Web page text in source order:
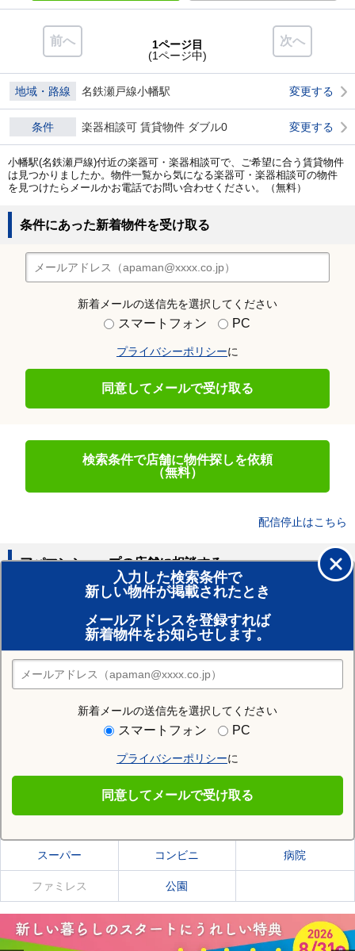
前へ 次へ
1ページ目
(1ページ中)
地域・路線 名鉄瀬戸線小幡駅 変更する
条件 楽器相談可 賃貸物件 ダブル0 変更する
小幡駅(名鉄瀬戸線)付近の楽器可・楽器相談可で、ご希望に合う賃貸物件
は見つかりましたか。物件一覧から気になる楽器可・楽器相談可の物件
を見つけたらメールかお電話でお問い合わせください。（無料）
条件にあった新着物件を受け取る
新着メールの送信先を選択してください
スマートフォン PC
プライバシーポリシーに
同意してメールで受け取る
検索条件で店舗に物件探しを依頼
（無料）
配信停止はこちら
入力した検索条件で
新しい物件が掲載されたとき
メールアドレスを登録すれば
新着物件をお知らせします。
新着メールの送信先を選択してください
スマートフォン PC
プライバシーポリシーに
同意してメールで受け取る
アパマンショップの店舗に相談する
賃貸のプロがお部屋探し！
おまかせ物件リクエスト
住みたい街の店舗を探す
店舗検索
住む街研究所で小幡駅の情報を見る
小幡駅の施設一覧
スーパー コンビニ 病院
ファミレス 公園